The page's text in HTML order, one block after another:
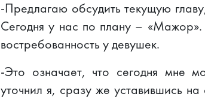
-Предлагаю обсудить текущую
Сегодня у нас по плану – «Мажор».
востребованность у девушек.
-Это означает, что сегодня мне
уточнил я, сразу же уставившись